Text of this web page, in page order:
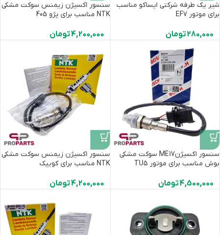
شیر یک طرفه شرکتی ایساکو مناسب
برای موتور EF7
280,000تومان
سنسور اکسیژن زیمنس سوکت مشکی
NTK مناسب برای پژو 405
4,200,000تومان
سنسور اکسیژنME17 سوکت مشکی
بوش مناسب برای موتور TU5
4,500,000تومان
سنسور اکسیژن زیمنس سوکت مشکی
NTK مناسب برای کوییک
4,200,000تومان